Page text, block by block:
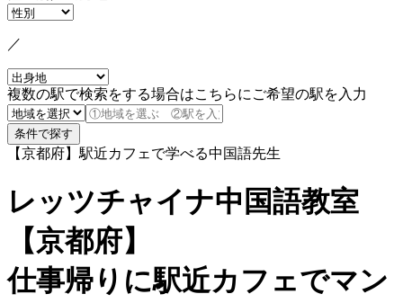
／
複数の駅で検索をする場合はこちらにご希望の駅を入力
【京都府】駅近カフェで学べる中国語先生
レッツチャイナ中国語教室
【京都府】
仕事帰りに駅近カフェでマン